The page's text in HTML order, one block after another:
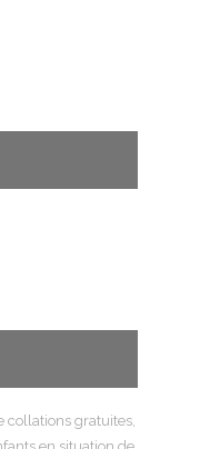
collations gratuites,